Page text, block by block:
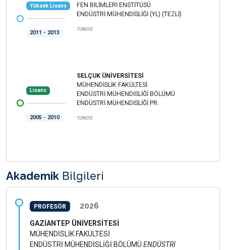
Yüksek Lisans
2011 - 2013
FEN BİLİMLERİ ENSTİTÜSÜ
ENDÜSTRİ MÜHENDİSLİĞİ (YL) (TEZLİ)
TÜRKİYE
Lisans
2005 - 2010
SELÇUK ÜNİVERSİTESİ
MÜHENDİSLİK FAKÜLTESİ
ENDÜSTRİ MÜHENDİSLİĞİ BÖLÜMÜ
ENDÜSTRİ MÜHENDİSLİĞİ PR.
TÜRKİYE
Akademik Bilgileri
PROFESÖR 2026
GAZİANTEP ÜNİVERSİTESİ
MÜHENDİSLİK FAKÜLTESİ
ENDÜSTRİ MÜHENDİSLİĞİ BÖLÜMÜ ENDÜSTRİ